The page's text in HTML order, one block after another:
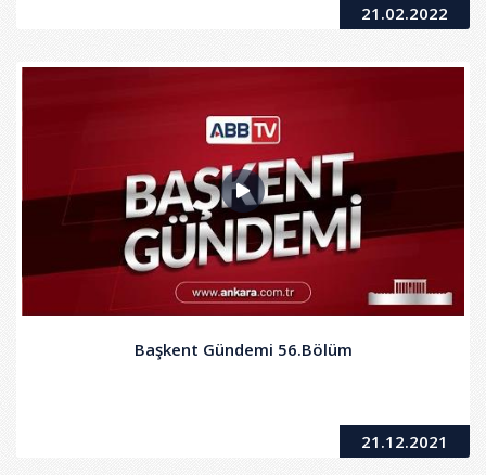
21.02.2022
Başkent Gündemi 56.Bölüm
21.12.2021